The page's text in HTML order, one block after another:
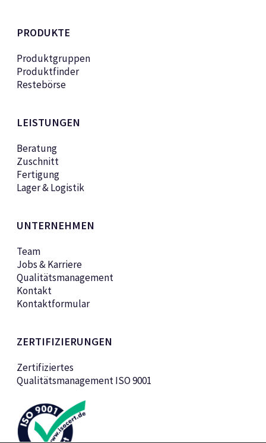
PRODUKTE
Produktgruppen
Produktfinder
Restebörse
LEISTUNGEN
Beratung
Zuschnitt
Fertigung
Lager & Logistik
UNTERNEHMEN
Team
Jobs & Karriere
Qualitätsmanagement
Kontakt
Kontaktformular
ZERTIFIZIERUNGEN
Zertifiziertes
Qualitätsmanagement ISO 9001